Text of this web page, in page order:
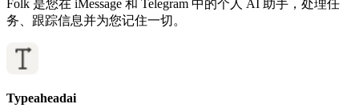
Folk 是您在 iMessage 和 Telegram 中的个人 AI 助手，处理任
务、跟踪信息并为您记住一切。
Typeaheadai